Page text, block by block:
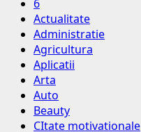
6
Actualitate
Administratie
Agricultura
Aplicatii
Arta
Auto
Beauty
CItate motivationale